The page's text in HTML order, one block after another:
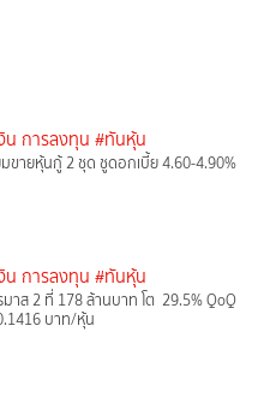
น การลงทุน #ทันหุ้น
มขายหุ้นกู้ 2 ชุด ชูดอกเบี้ย 4.60-4.90%
น การลงทุน #ทันหุ้น
มาส 2 ที่ 178 ล้านบาท โต 29.5% QoQ
บาท/หุ้น